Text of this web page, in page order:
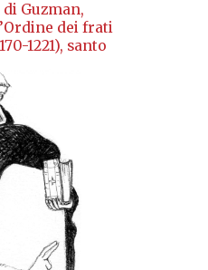
Guzman,
dei frati
1221), santo